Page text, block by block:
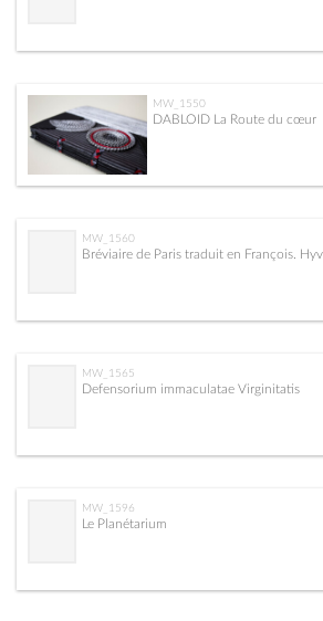
MW_1550
DABLOID La Route du cœur
MW_1560
Bréviaire de Paris traduit en François.
MW_1565
Defensorium immaculatae Virginitatis
MW_1596
Le Planétarium